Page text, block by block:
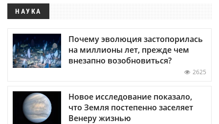
НАУКА
Почему эволюция застопорилась
на миллионы лет, прежде чем
внезапно возобновиться?
2625
Новое исследование показало,
что Земля постепенно заселяет
Венеру жизнью